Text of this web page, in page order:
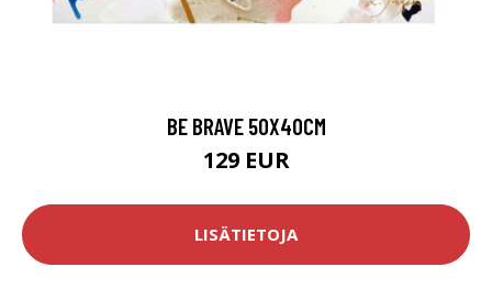
BE BRAVE 50X40CM
129 EUR
LISÄTIETOJA